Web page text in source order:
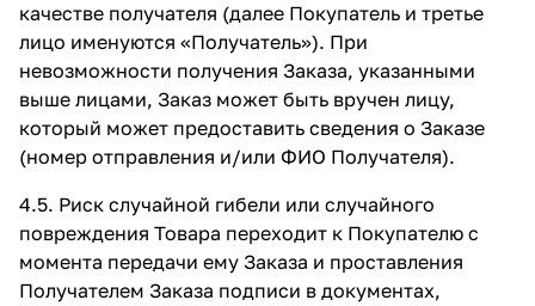
качестве получателя (далее Покупатель и третье
лицо именуются «Получатель»). При
невозможности получения Заказа, указанными
выше лицами, Заказ может быть вручен лицу,
который может предоставить сведения о Заказе
(номер отправления и/или ФИО Получателя).
4.5. Риск случайной гибели или случайного
повреждения Товара переходит к Покупателю с
момента передачи ему Заказа и проставления
Получателем Заказа подписи в документах,